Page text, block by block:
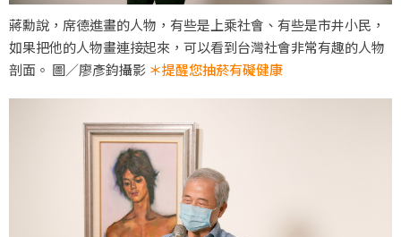
蔣勳說，席德進畫的人物，有些是上乘社會、有些是市井小民，
如果把他的人物畫連接起來，可以看到台灣社會非常有趣的人物
剖面。 圖／廖彥鈞攝影 ＊提醒您抽菸有礙健康